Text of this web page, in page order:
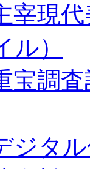
宰現
ル）
宝調
ジタ